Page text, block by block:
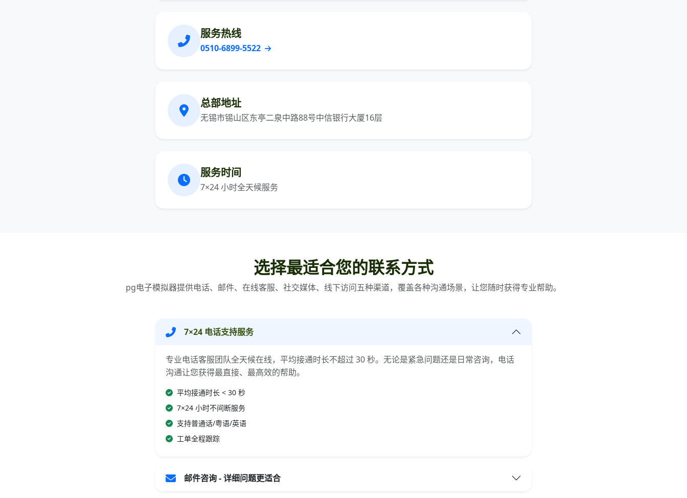
服务热线
0510-6899-5522
总部地址
无锡市锡山区东亭二泉中路88号中信银行大厦16层
服务时间
7×24 小时全天候服务
选择最适合您的联系方式
pg电子模拟器提供电话、邮件、在线客服、社交媒体、线下访问五种渠道，覆盖各种沟通场景，让您随时获得专业帮助。
7×24 电话支持服务
专业电话客服团队全天候在线，平均接通时长不超过 30 秒。无论是紧急问题还是日常咨询，电话
沟通让您获得最直接、最高效的帮助。
平均接通时长 < 30 秒
7×24 小时不间断服务
支持普通话/粤语/英语
工单全程跟踪
邮件咨询 - 详细问题更适合